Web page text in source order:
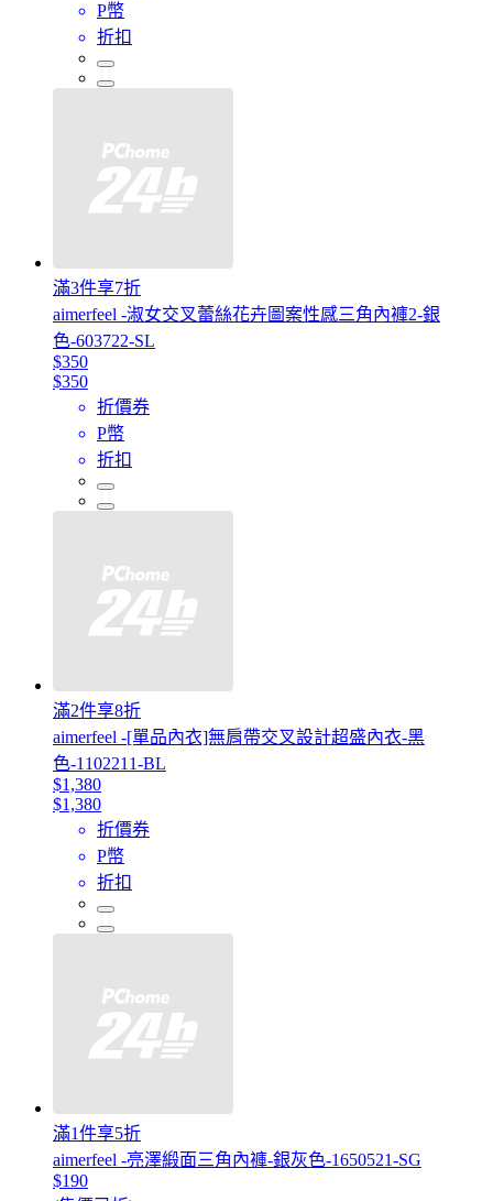
P幣
折扣
滿3件享7折
aimerfeel -淑女交叉蕾絲花卉圖案性感三角內褲2-銀
色-603722-SL
$350
$350
折價券
P幣
折扣
滿2件享8折
aimerfeel -[單品內衣]無肩帶交叉設計超盛內衣-黑
色-1102211-BL
$1,380
$1,380
折價券
P幣
折扣
滿1件享5折
aimerfeel -亮澤緞面三角內褲-銀灰色-1650521-SG
$190